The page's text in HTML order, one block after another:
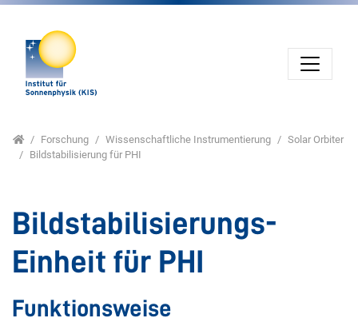
Direkt zur Hauptnavigation springen
Direkt zum Inhalt springen
Jump to sub navigation
HomeForschung Wissenschaftliche Instrumentierung
Solar Orbiter
Bildstabilisierung für PHI
Bildstabilisierungs-
Einheit für PHI
Funktionsweise